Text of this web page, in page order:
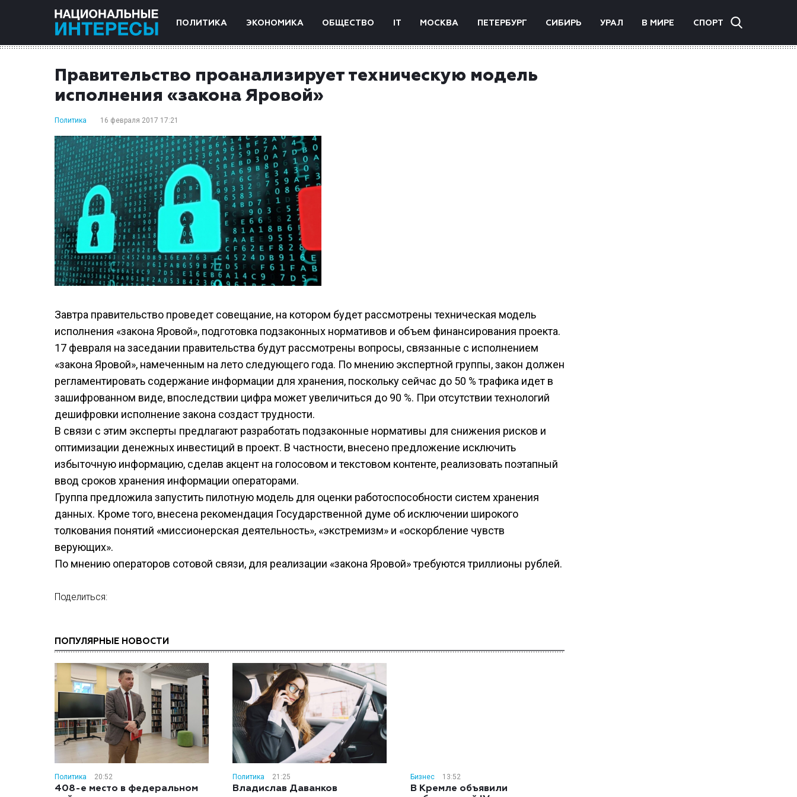
ПОЛИТИКА ЭКОНОМИКА ОБЩЕСТВО IT МОСКВА ПЕТЕРБУРГ СИБИРЬ УРАЛ В МИРЕ СПОРТ
Правительство проанализирует техническую модель
исполнения «закона Яровой»
Политика 16 февраля 2017 17:21
Завтра правительство проведет совещание, на котором будет рассмотрены техническая модель
исполнения «закона Яровой», подготовка подзаконных нормативов и объем финансирования проекта.
17 февраля на заседании правительства будут рассмотрены вопросы, связанные с исполнением
«закона Яровой», намеченным на лето следующего года. По мнению экспертной группы, закон должен
регламентировать содержание информации для хранения, поскольку сейчас до 50 % трафика идет в
зашифрованном виде, впоследствии цифра может увеличиться до 90 %. При отсутствии технологий
дешифровки исполнение закона создаст трудности.
В связи с этим эксперты предлагают разработать подзаконные нормативы для снижения рисков и
оптимизации денежных инвестиций в проект. В частности, внесено предложение исключить
избыточную информацию, сделав акцент на голосовом и текстовом контенте, реализовать поэтапный
ввод сроков хранения информации операторами.
Группа предложила запустить пилотную модель для оценки работоспособности систем хранения
данных. Кроме того, внесена рекомендация Государственной думе об исключении широкого
толкования понятий «миссионерская деятельность», «экстремизм» и «оскорбление чувств
верующих».
По мнению операторов сотовой связи, для реализации «закона Яровой» требуются триллионы рублей.
Поделиться:
ПОПУЛЯРНЫЕ НОВОСТИ
Политика 20:52
408-е место в федеральном
Политика 21:25
Владислав Даванков
Бизнес 13:52
В Кремле объявили